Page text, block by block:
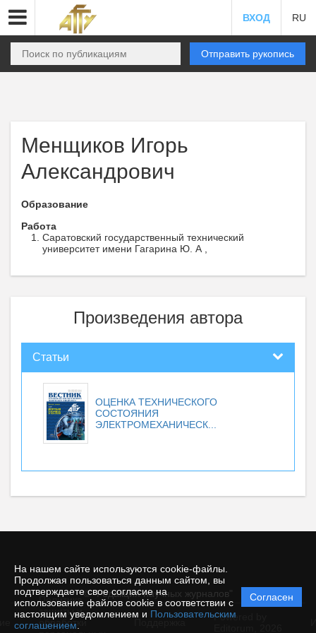
На нашем сайте используются cookie-файлы.
Продолжая пользоваться данным сайтом, вы
подтверждаете свое согласие на
использование файлов cookie в соответствии с
настоящим уведомлением и Пользовательским
соглашением
Согласен
ВХОД RU
Отправить рукопись
Менщиков Игорь
Александрович
Образование
Работа
Саратовский государственный технический
университет имени Гагарина Ю. А ,
Произведения автора
Статьи
ОЦЕНКА ТЕХНИЧЕСКОГО
СОСТОЯНИЯ
ЭЛЕКТРОМЕХАНИЧЕСК...
© "Редакция научных журналов"
Политика
защиты и
обработки
Powered by